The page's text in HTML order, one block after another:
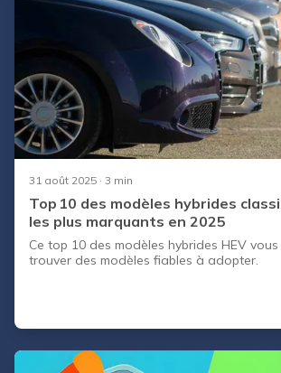
31 août 2025 · 3 min
Top 10 des modèles hybrides
les plus marquants en 2025
Ce top 10 des modèles hybrides HEV
trouver des modèles fiables à adopter.